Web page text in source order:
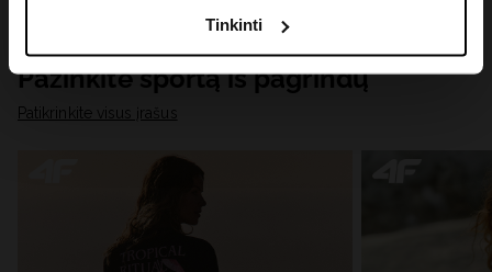
analitinius tyrimus, pritaikyti turinį ir tobulinti mūsų
partnerių siūlomus sprendimus (pvz., socialinius tinklus).
Išsamią informaciją rasite mūsų Privatumo politikoje ir
skiltyje „Išsami informacija“.
Tinkinti
Pažinkite sportą iš pagrindų
Patikrinkite visus įrašus